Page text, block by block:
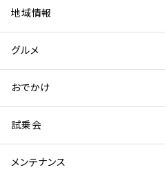
地域情報
グルメ
おでかけ
試乗会
メンテナンス